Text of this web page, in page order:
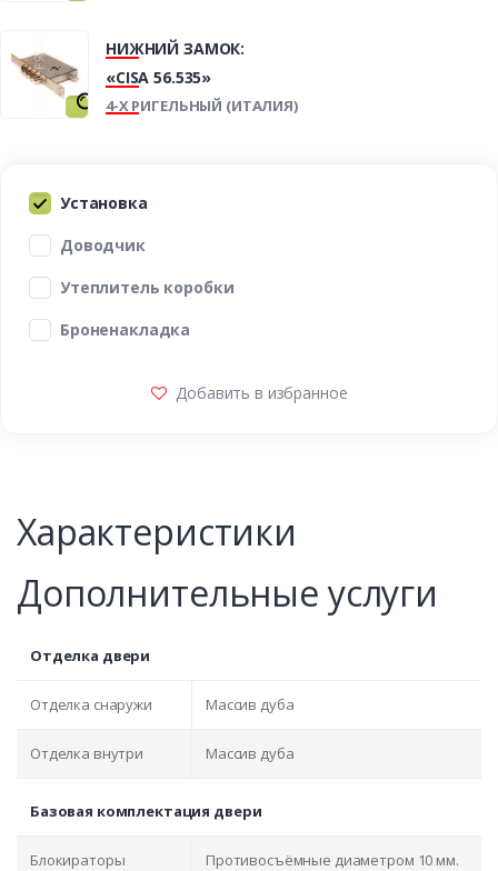
НИЖНИЙ ЗАМОК:
«CISA 56.535»
4-Х РИГЕЛЬНЫЙ (ИТАЛИЯ)
Установка
Доводчик
Утеплитель коробки
Броненакладка
Добавить в избранное
Характеристики
Дополнительные услуги
Отделка двери
Отделка снаружи Массив дуба
Отделка внутри Массив дуба
Базовая комплектация двери
Блокираторы Противосъёмные диаметром 10 мм.